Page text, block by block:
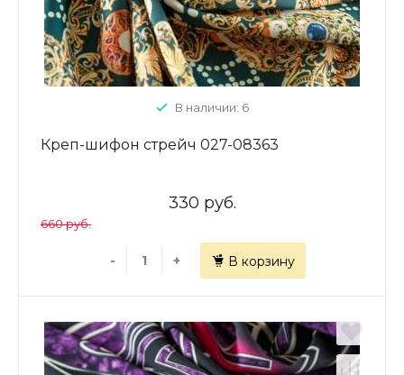
В наличии: 6
Креп-шифон стрейч 027-08363
330 руб.
660 руб.
- + В корзину